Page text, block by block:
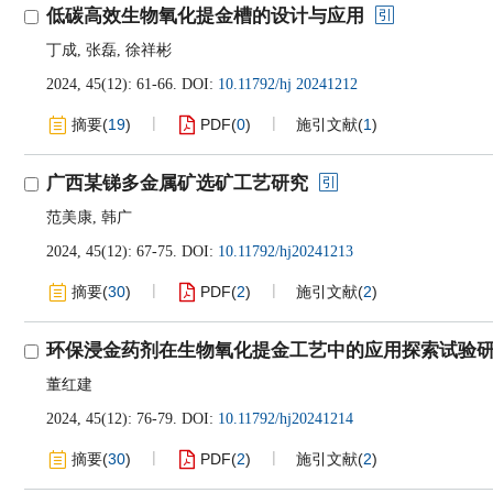
低碳高效生物氧化提金槽的设计与应用
丁成, 张磊, 徐祥彬
2024, 45(12): 61-66. DOI: 10.11792/hj 20241212
摘要(19) PDF(0) 施引文献(1)
广西某锑多金属矿选矿工艺研究
范美康, 韩广
2024, 45(12): 67-75. DOI: 10.11792/hj20241213
摘要(30) PDF(2) 施引文献(2)
环保浸金药剂在生物氧化提金工艺中的应用探索试验
董红建
2024, 45(12): 76-79. DOI: 10.11792/hj20241214
摘要(30) PDF(2) 施引文献(2)